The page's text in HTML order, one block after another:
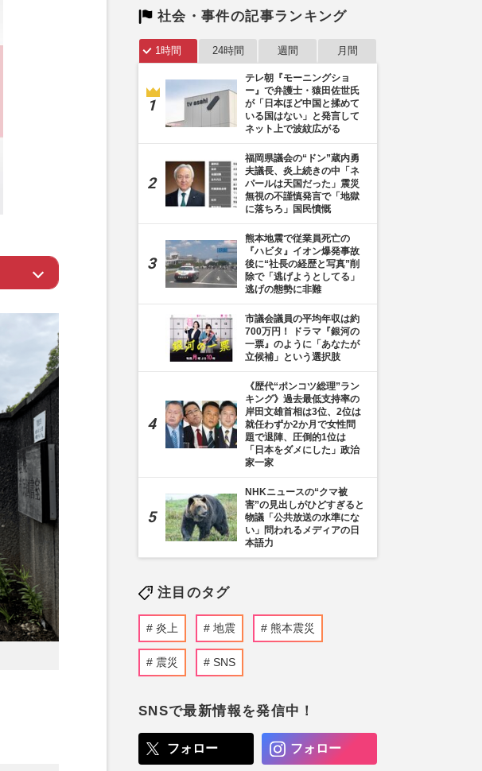
社会・事件の記事ランキング
1時間 24時間 週間 月間
テレ朝『モーニングショ
ー』で弁護士・猿田佐世氏
が「日本ほど中国と揉めて
いる国はない」と発言して
ネット上で波紋広がる
福岡県議会の“ドン”蔵内勇
夫議長、炎上続きの中「ネ
パールは天国だった」震災
無視の不謹慎発言で「地獄
に落ちろ」国民憤慨
熊本地震で従業員死亡の
『ハビタ』イオン爆発事故
後に“社長の経歴と写真”削
除で「逃げようとしてる」
逃げの態勢に非難
市議会議員の平均年収は約
700万円！ ドラマ『銀河の
一票』のように「あなたが
立候補」という選択肢
《歴代“ポンコツ総理”ラン
キング》過去最低支持率の
岸田文雄首相は3位、2位は
就任わずか2か月で女性問
題で退陣、圧倒的1位は
「日本をダメにした」政治
家一家
NHKニュースの“クマ被
害”の見出しがひどすぎると
物議「公共放送の水準にな
い」問われるメディアの日
本語力
注目のタグ
炎上 地震 熊本震災
震災 SNS
SNSで最新情報を発信中！
フォロー フォロー